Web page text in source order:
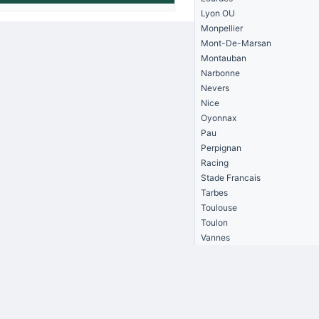
Lyon OU
Monpellier
Mont-De-Marsan
Montauban
Narbonne
Nevers
Nice
Oyonnax
Pau
Perpignan
Racing
Stade Francais
Tarbes
Toulouse
Toulon
Vannes